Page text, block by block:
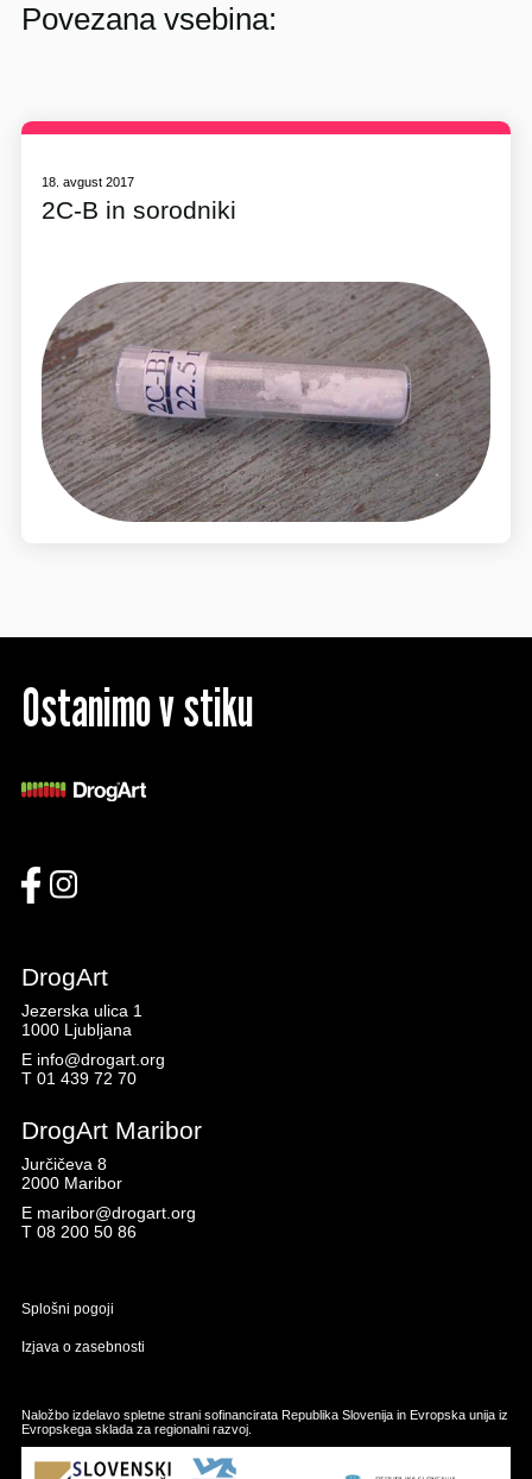
Povezana vsebina:
18. avgust 2017
2C-B in sorodniki
Ostanimo v stiku
DrogArt
Jezerska ulica 1
1000 Ljubljana
E info@drogart.org
T 01 439 72 70
DrogArt Maribor
Jurčičeva 8
2000 Maribor
E maribor@drogart.org
T 08 200 50 86
Splošni pogoji
Izjava o zasebnosti
Naložbo izdelavo spletne strani sofinancirata Republika Slovenija in Evropska unija iz
Evropskega sklada za regionalni razvoj.